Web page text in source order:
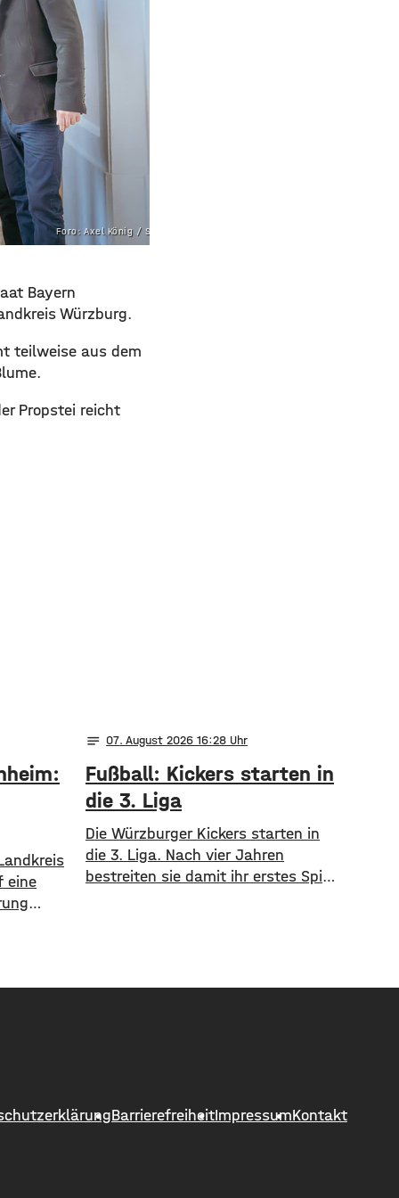
Foro: Axel König / StMWK
Bayern
Würzburg.
teilweise aus dem
Propstei reicht
eine
Bauamt
unter
notes 07. August 2026 16:28
Fußball: Kickers starten in
die 3. Liga
Die Würzburger Kickers starten in
die 3. Liga. Nach vier Jahren
bestreiten sie damit ihr erstes Spiel
sich als Neuling in der Liga ihren
BarrierefreiheitImpressumKontakt